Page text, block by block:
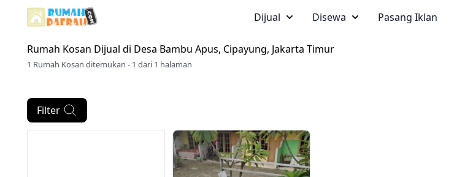
Dijual Disewa Pasang Iklan
Rumah Kosan Dijual di Desa Bambu Apus, Cipayung, Jakarta Timur
1 Rumah Kosan ditemukan - 1 dari 1 halaman
Filter